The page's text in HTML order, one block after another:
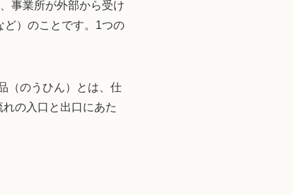
事業所が外部から受け
ど）のことです。1つの
（のうひん）とは、仕
の入口と出口にあた